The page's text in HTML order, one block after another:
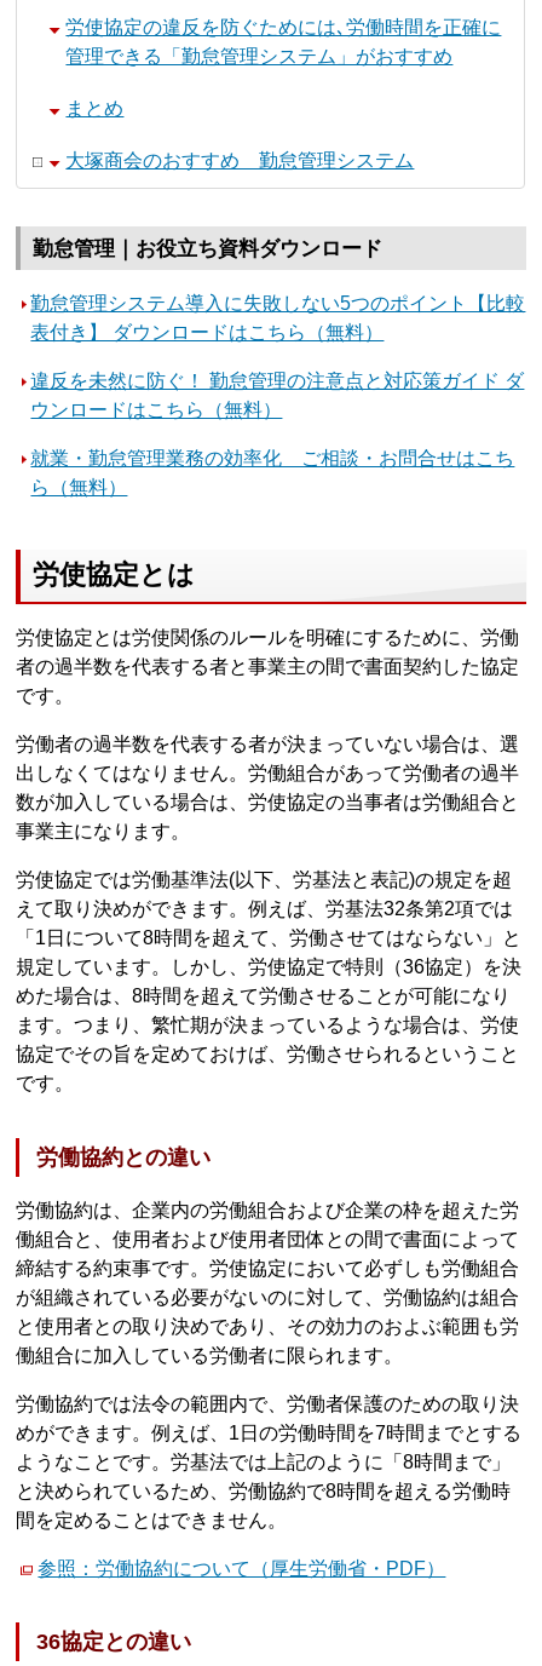
労使協定の違反を防ぐためには､労働時間を正確に
管理できる「勤怠管理システム」がおすすめ
まとめ
大塚商会のおすすめ 勤怠管理システム
勤怠管理｜お役立ち資料ダウンロード
勤怠管理システム導入に失敗しない5つのポイント【比較
表付き】 ダウンロードはこちら（無料）
違反を未然に防ぐ！ 勤怠管理の注意点と対応策ガイド ダ
ウンロードはこちら（無料）
就業・勤怠管理業務の効率化 ご相談・お問合せはこち
ら（無料）
労使協定とは
労使協定とは労使関係のルールを明確にするために、労働
者の過半数を代表する者と事業主の間で書面契約した協定
です。
労働者の過半数を代表する者が決まっていない場合は、選
出しなくてはなりません。労働組合があって労働者の過半
数が加入している場合は、労使協定の当事者は労働組合と
事業主になります。
労使協定では労働基準法(以下、労基法と表記)の規定を超
えて取り決めができます。例えば、労基法32条第2項では
「1日について8時間を超えて、労働させてはならない」と
規定しています。しかし、労使協定で特則（36協定）を決
めた場合は、8時間を超えて労働させることが可能になり
ます。つまり、繁忙期が決まっているような場合は、労使
協定でその旨を定めておけば、労働させられるということ
です。
労働協約との違い
労働協約は、企業内の労働組合および企業の枠を超えた労
働組合と、使用者および使用者団体との間で書面によって
締結する約束事です。労使協定において必ずしも労働組合
が組織されている必要がないのに対して、労働協約は組合
と使用者との取り決めであり、その効力のおよぶ範囲も労
働組合に加入している労働者に限られます。
労働協約では法令の範囲内で、労働者保護のための取り決
めができます。例えば、1日の労働時間を7時間までとする
ようなことです。労基法では上記のように「8時間まで」
と決められているため、労働協約で8時間を超える労働時
間を定めることはできません。
参照：労働協約について（厚生労働省・PDF）
36協定との違い